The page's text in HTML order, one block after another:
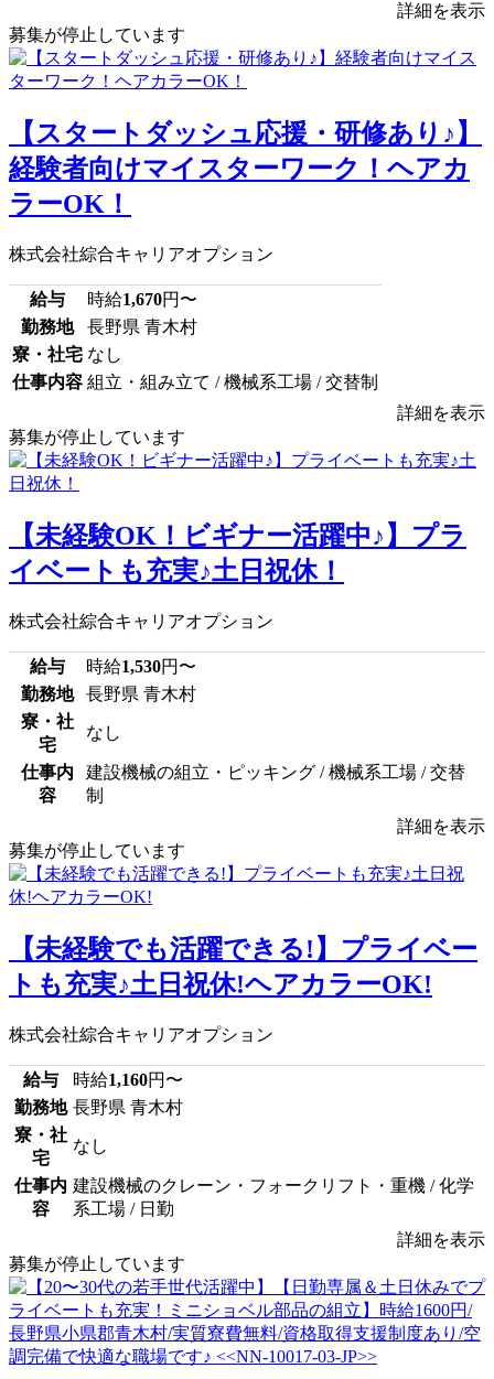
詳細を表示
募集が停止しています
【スタートダッシュ応援・研修あり♪】
経験者向けマイスターワーク！ヘアカ
ラーOK！
株式会社綜合キャリアオプション
給与 時給1,670円〜
勤務地
長野県 青木村
寮・社宅 なし
仕事内容 組立・組み立て / 機械系工場 / 交替制
詳細を表示
募集が停止しています
【未経験OK！ビギナー活躍中♪】プラ
イベートも充実♪土日祝休！
株式会社綜合キャリアオプション
給与 時給1,530円〜
勤務地
長野県 青木村
寮・社
宅
なし
仕事内
容
建設機械の組立・ピッキング / 機械系工場 / 交替
制
詳細を表示
募集が停止しています
【未経験でも活躍できる!】プライベー
トも充実♪土日祝休!ヘアカラーOK!
株式会社綜合キャリアオプション
給与 時給1,160円〜
勤務地 長野県 青木村
寮・社
宅
なし
仕事内
容
建設機械のクレーン・フォークリフト・重機 / 化学
系工場 / 日勤
詳細を表示
募集が停止しています